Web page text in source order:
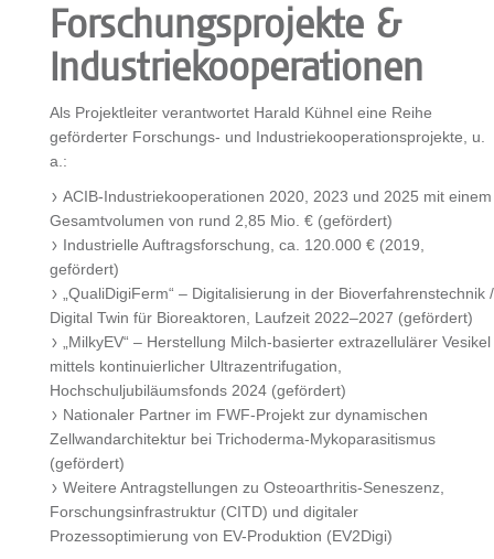
Forschungsprojekte &
Industriekooperationen
Als Projektleiter verantwortet Harald Kühnel eine Reihe
geförderter Forschungs- und Industriekooperationsprojekte, u.
a.:
ACIB-Industriekooperationen 2020, 2023 und 2025 mit einem
Gesamtvolumen von rund 2,85 Mio. € (gefördert)
Industrielle Auftragsforschung, ca. 120.000 € (2019,
gefördert)
„QualiDigiFerm“ – Digitalisierung in der Bioverfahrenstechnik /
Digital Twin für Bioreaktoren, Laufzeit 2022–2027 (gefördert)
„MilkyEV“ – Herstellung Milch-basierter extrazellulärer Vesikel
mittels kontinuierlicher Ultrazentrifugation,
Hochschuljubiläumsfonds 2024 (gefördert)
Nationaler Partner im FWF-Projekt zur dynamischen
Zellwandarchitektur bei Trichoderma-Mykoparasitismus
(gefördert)
Weitere Antragstellungen zu Osteoarthritis-Seneszenz,
Forschungsinfrastruktur (CITD) und digitaler
Prozessoptimierung von EV-Produktion (EV2Digi)